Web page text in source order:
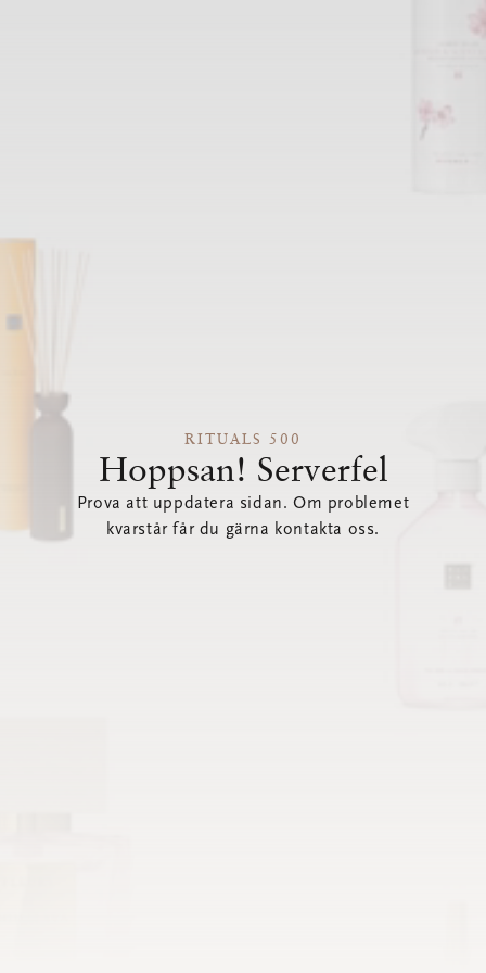
RITUALS 500
Hoppsan! Serverfel
Prova att uppdatera sidan. Om problemet
kvarstår får du gärna kontakta oss.